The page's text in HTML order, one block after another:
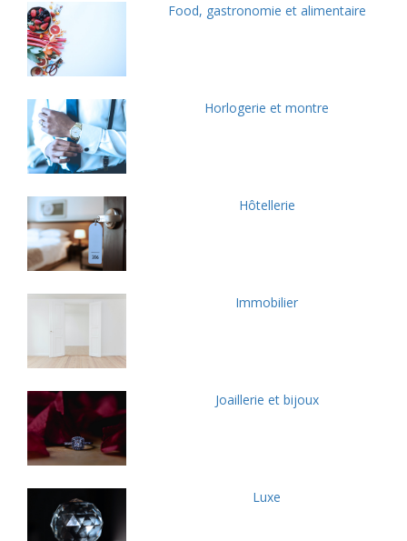
Food, gastronomie et alimentaire
Horlogerie et montre
Hôtellerie
Immobilier
Joaillerie et bijoux
Luxe